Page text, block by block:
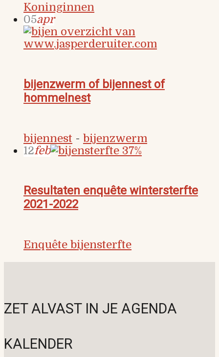
Koninginnen
05apr
bijenzwerm of bijennest of
hommelnest
bijennest - bijenzwerm
12feb
Resultaten enquête wintersterfte
2021-2022
Enquête bijensterfte
ZET ALVAST IN JE AGENDA
KALENDER